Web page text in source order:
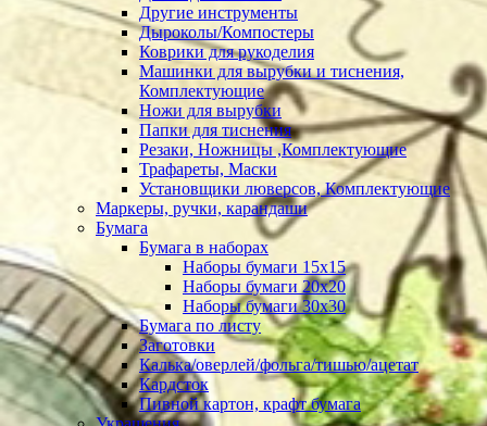
Другие инструменты
Дыроколы/Компостеры
Коврики для рукоделия
Машинки для вырубки и тиснения,
Комплектующие
Ножи для вырубки
Папки для тиснения
Резаки, Ножницы ,Комплектующие
Трафареты, Маски
Установщики люверсов, Комплектующие
Маркеры, ручки, карандаши
Бумага
Бумага в наборах
Наборы бумаги 15х15
Наборы бумаги 20х20
Наборы бумаги 30х30
Бумага по листу
Заготовки
Калька/оверлей/фольга/тишью/ацетат
Кардсток
Пивной картон, крафт бумага